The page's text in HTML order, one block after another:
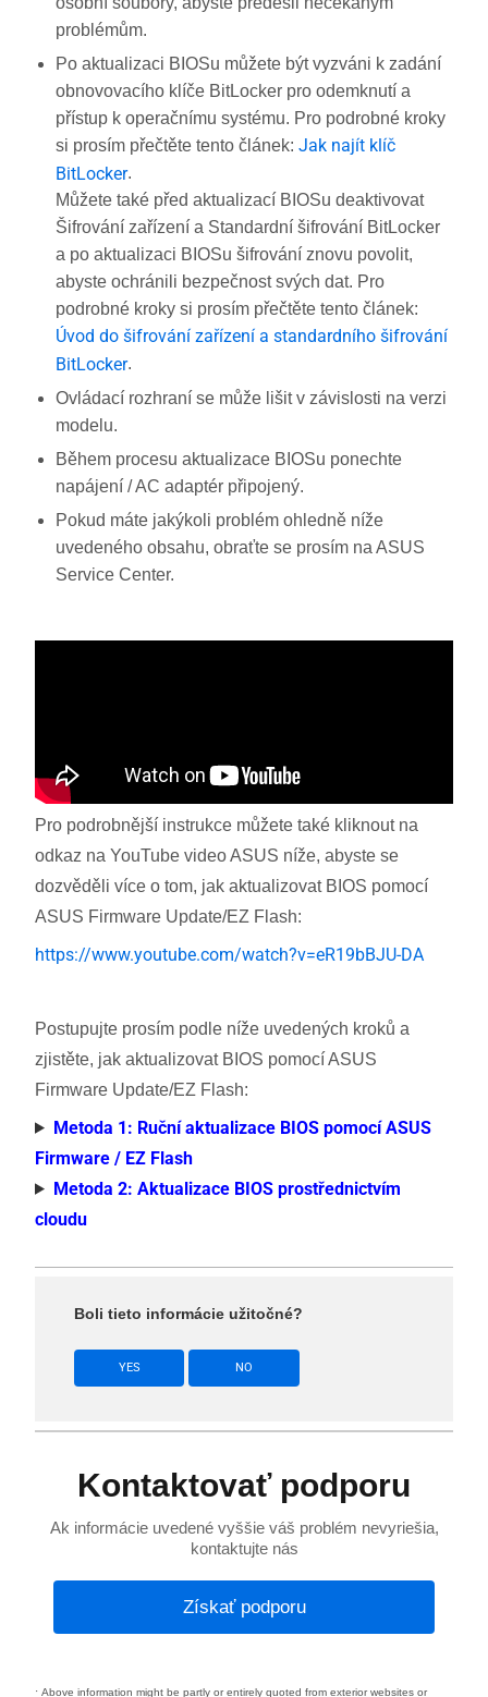
problémům.
Po aktualizaci BIOSu můžete být vyzváni k zadání
obnovovacího klíče BitLocker pro odemknutí a
přístup k operačnímu systému. Pro podrobné kroky
si prosím přečtěte tento článek:Jak najít klíč
BitLocker.
Můžete také před aktualizací BIOSu deaktivovat
Šifrování zařízení a Standardní šifrování BitLocker
a po aktualizaci BIOSu šifrování znovu povolit,
abyste ochránili bezpečnost svých dat. Pro
podrobné kroky si prosím přečtěte tento článek:
Úvod do šifrování zařízení a standardního šifrování
BitLocker.
Ovládací rozhraní se může lišit v závislosti na verzi
modelu.
Během procesu aktualizace BIOSu ponechte
napájení / AC adaptér připojený.
Pokud máte jakýkoli problém ohledně níže
uvedeného obsahu, obraťte se prosím na ASUS
Service Center.
Pro podrobnější instrukce můžete také kliknout na
odkaz na YouTube video ASUS níže, abyste se
dozvěděli více o tom, jak aktualizovat BIOS pomocí
ASUS Firmware Update/EZ Flash:
https://www.youtube.com/watch?v=eR19bBJU-DA
Postupujte prosím podle níže uvedených kroků a
zjistěte, jak aktualizovat BIOS pomocí ASUS
Firmware Update/EZ Flash:
Metoda 1: Ruční aktualizace BIOS pomocí ASUS
Firmware / EZ Flash
Metoda 2: Aktualizace BIOS prostřednictvím
cloudu
Boli tieto informácie užitočné?
YES NO
Kontaktovať podporu
Ak informácie uvedené vyššie váš problém nevyriešia,
kontaktujte nás
Získať podporu
Above information might be partly or entirely quoted from exterior websites or